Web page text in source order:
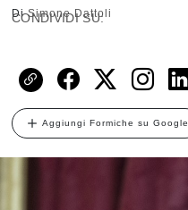
DiSimone Dattoli
CONDIVIDI SU:
Aggiungi Formiche su Google